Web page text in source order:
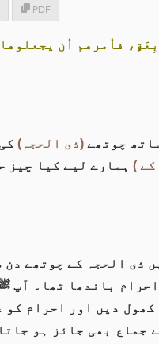
PDF
فأمرهم أن
چوتھے (ذی الحجہ)کی
کے ) ہمارے لیے کیا چیز
الحجہ کے چوتھے دن
باندھا تھا۔ آپ
دیں اور احرام کو
جماع بھی جائز ہو